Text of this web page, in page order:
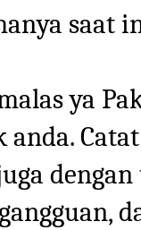
saat
ya